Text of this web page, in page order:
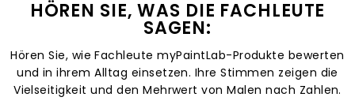
HÖREN SIE, WAS DIE FACHLEUTE
SAGEN:
Hören Sie, wie Fachleute myPaintLab-Produkte bewerten
und in ihrem Alltag einsetzen. Ihre Stimmen zeigen die
Vielseitigkeit und den Mehrwert von Malen nach Zahlen.